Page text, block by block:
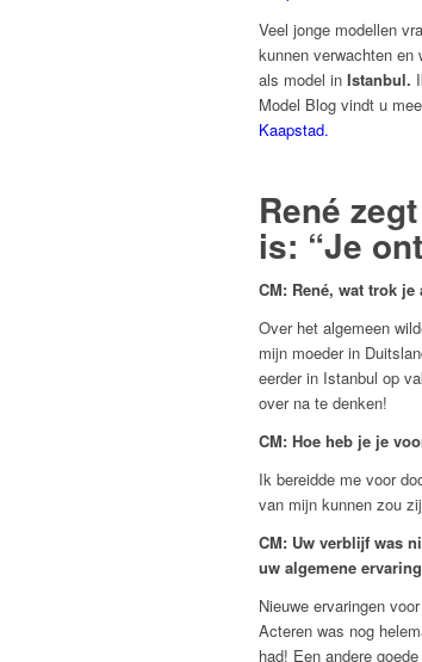
Veel jonge modellen
kunnen verwachten
als model in Istanbul.
Model Blog vindt u
Kaapstad.
René
is: “Je
CM: René, wat trok
Over het algemeen
mijn moeder in
eerder in Istanbul op
over na te denken!
CM: Hoe heb je je
Ik bereidde me voor
van mijn kunnen zou
CM: Uw verblijf was
uw algemene
Nieuwe ervaringen
Acteren was nog
had! Een andere